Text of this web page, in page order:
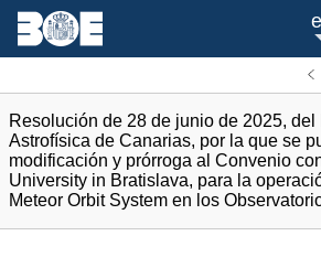
Resolución de 28 de junio de 2025, del
Astrofísica de Canarias, por la que se
modificación y prórroga al Convenio
University in Bratislava, para la
Meteor Orbit System en los